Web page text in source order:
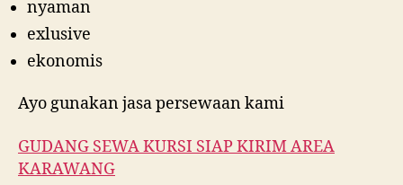
nyaman
exlusive
ekonomis
Ayo gunakan jasa persewaan kami
GUDANG SEWA KURSI SIAP KIRIM AREA
KARAWANG